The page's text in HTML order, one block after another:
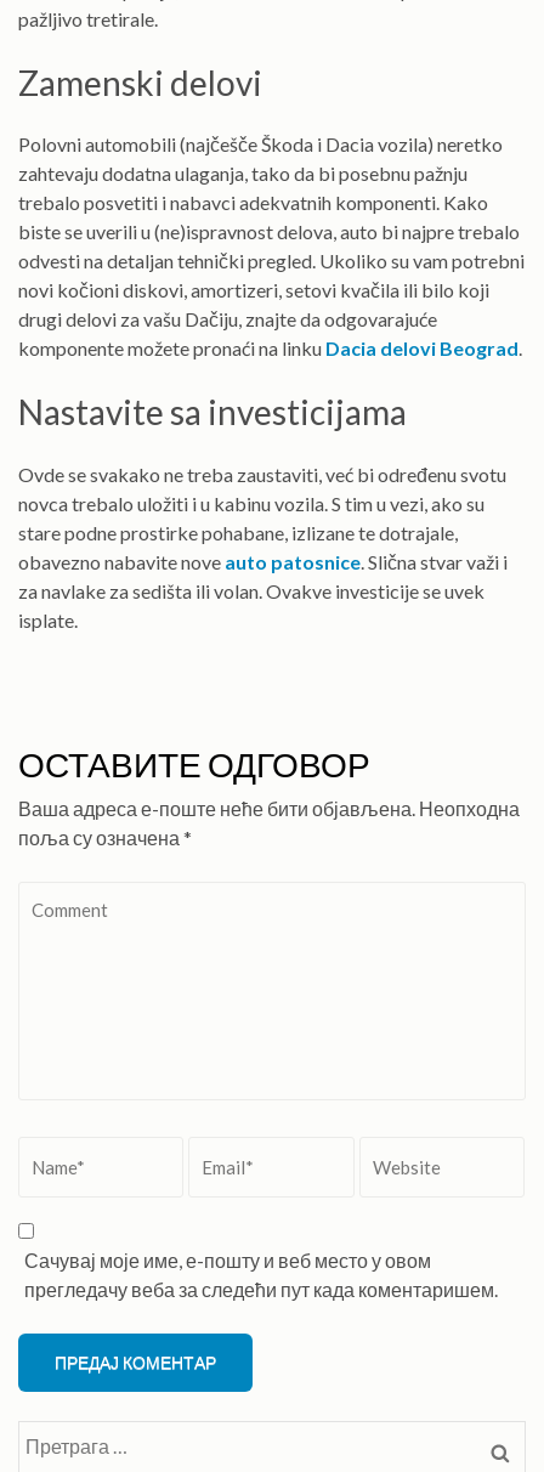
pažljivo tretirale.
Zamenski delovi
Polovni automobili (najčešče Škoda i Dacia vozila) neretko
zahtevaju dodatna ulaganja, tako da bi posebnu pažnju
trebalo posvetiti i nabavci adekvatnih komponenti. Kako
biste se uverili u (ne)ispravnost delova, auto bi najpre trebalo
odvesti na detaljan tehnički pregled. Ukoliko su vam potrebni
novi kočioni diskovi, amortizeri, setovi kvačila ili bilo koji
drugi delovi za vašu Dačiju, znajte da odgovarajuće
komponente možete pronaći na linku Dacia delovi Beograd.
Nastavite sa investicijama
Ovde se svakako ne treba zaustaviti, već bi određenu svotu
novca trebalo uložiti i u kabinu vozila. S tim u vezi, ako su
stare podne prostirke pohabane, izlizane te dotrajale,
obavezno nabavite nove auto patosnice . Slična stvar važi i
za navlake za sedišta ili volan. Ovakve investicije se uvek
isplate.
ОСТАВИТЕ ОДГОВОР
Ваша адреса е-поште неће бити објављена. Неопходна
поља су означена *
Сачувај моје име, е-пошту и веб место у овом
прегледачу веба за следећи пут када коментаришем.